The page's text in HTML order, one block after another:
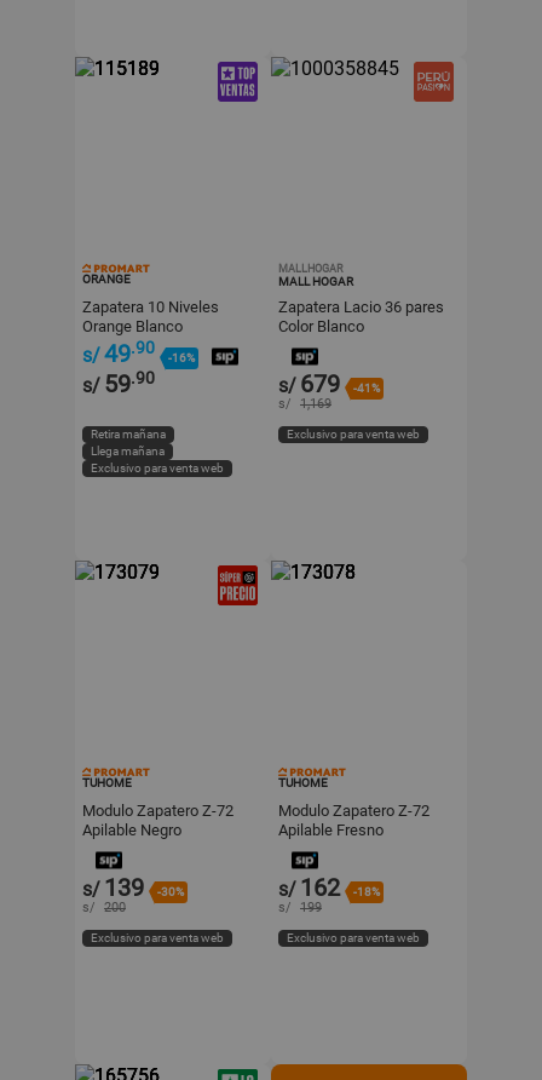
ORANGE
Zapatera 10 Niveles
Orange Blanco
Organizador de Zapatos
Doméstico
s/49.90
-16%
s/ 59.90
Retira mañana
Llega mañana
Exclusivo para venta web
MALLHOGAR
MALL HOGAR
Zapatera Lacio 36 pares
Color Blanco
s/ 679 -41%
s/ 1,169
Exclusivo para venta web
TUHOME
Modulo Zapatero Z-72
Apilable Negro
34.9x72x34.1cm Tuhome
s/ 139 -30%
s/ 200
Exclusivo para venta web
TUHOME
Modulo Zapatero Z-72
Apilable Fresno
34.9x72x34cm Tuhome
s/ 162 -18%
s/ 199
Exclusivo para venta web